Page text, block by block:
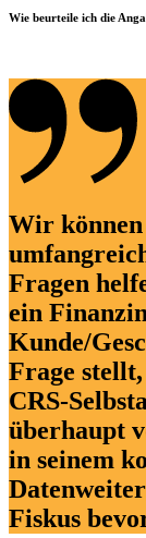
Wie beurteile ich die
Wir
Fragen
ein
Kunde/
Frage
CRS-
überhaupt
in seinem
Fiskus